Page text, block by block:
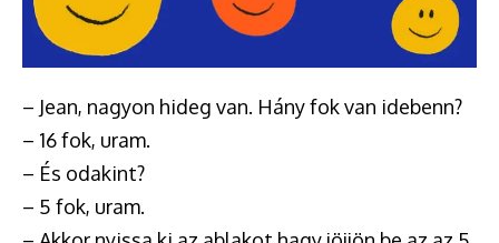
– Jean, nagyon hideg van. Hány fok van idebenn?
– 16 fok, uram.
– És odakint?
– 5 fok, uram.